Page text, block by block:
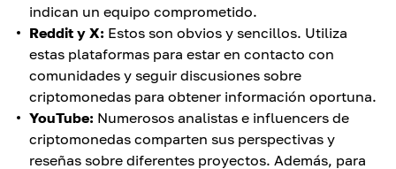
indican un equipo comprometido.
Reddit y X: Estos son obvios y sencillos. Utiliza
estas plataformas para estar en contacto con
comunidades y seguir discusiones sobre
criptomonedas para obtener información oportuna.
YouTube: Numerosos analistas e influencers de
criptomonedas comparten sus perspectivas y
reseñas sobre diferentes proyectos. Además, para